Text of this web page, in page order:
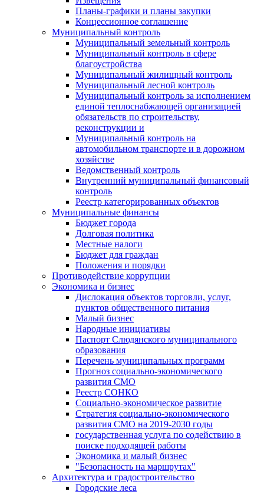
Планы-графики и планы закупки
Концессионное соглашение
Муниципальный контроль
Муниципальный земельный контроль
Муниципальный контроль в сфере
благоустройства
Муниципальный жилищный контроль
Муниципальный лесной контроль
Муниципальный контроль за исполнением
единой теплоснабжающей организацией
обязательств по строительству,
реконструкции и
Муниципальный контроль на
автомобильном транспорте и в дорожном
хозяйстве
Ведомственный контроль
Внутренний муниципальный финансовый
контроль
Реестр категорированных объектов
Муниципальные финансы
Бюджет города
Долговая политика
Местные налоги
Бюджет для граждан
Положения и порядки
Противодействие коррупции
Экономика и бизнес
Дислокация объектов торговли, услуг,
пунктов общественного питания
Малый бизнес
Народные инициативы
Паспорт Слюдянского муниципального
образования
Перечень муниципальных программ
Прогноз социально-экономического
развития СМО
Реестр СОНКО
Социально-экономическое развитие
Стратегия социально-экономического
развития СМО на 2019-2030 годы
государственная услуга по содействию в
поиске подходящей работы
Экономика и малый бизнес
"Безопасность на маршрутах"
Архитектура и градостроительство
Городские леса